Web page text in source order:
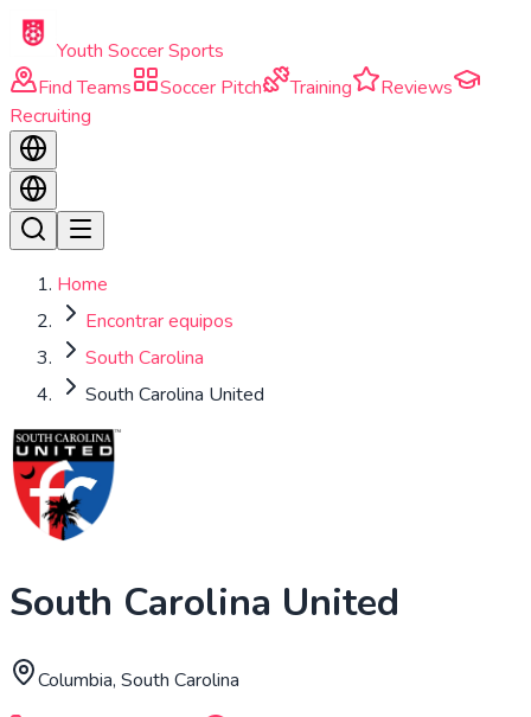
Skip to main content
Youth Soccer Sports
Find Teams
Soccer Pitch Training
Reviews
Recruiting
Home
Encontrar equipos
South Carolina
South Carolina United
South Carolina United
Columbia, South Carolina